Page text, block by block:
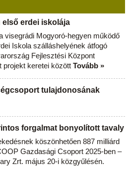
első erdei iskolája
visegrádi Mogyoró-hegyen működő
Iskola szálláshelyének átfogó
Fejlesztési Központ
projekt keretei között Tovább »
tulajdonosának
forgalmat bonyolított tavaly
köszönhetően 887 milliárd
Gazdasági Csoport 2025-ben –
Zrt. május 20-i közgyűlésén.